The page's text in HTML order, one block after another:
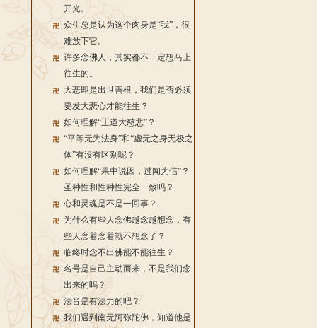
开光。
众生总是认为这个肉身是“我”，很
难放下它。
许多念佛人，其实都不一定想马上
往生的。
大悲即是出世善根，我们是否必须
要发大悲心才能往生？
如何理解“正道大慈悲”？
“平等无为法身”和“虚无之身无极之
体”有没有区别呢？
如何理解“果中说因，过闻为信”？
圣种性和性种性完全一致吗？
心和灵魂是不是一回事？
为什么有些人念佛越念越想念，有
些人念着念着就不想念了？
临终时念不出佛能不能往生？
名号是自己主动而来，不是我们念
出来的吗？
法音是有法力的吧？
我们遇到南无阿弥陀佛，知道他是